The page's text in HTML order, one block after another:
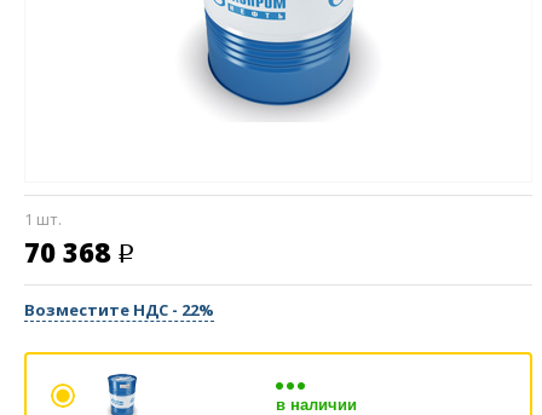
1 шт.
70 368
Возместите НДС - 22%
в наличии